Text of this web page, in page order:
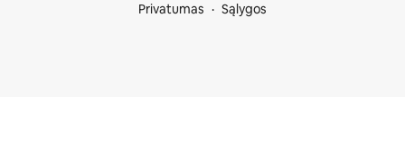
Privatumas
Sąlygos